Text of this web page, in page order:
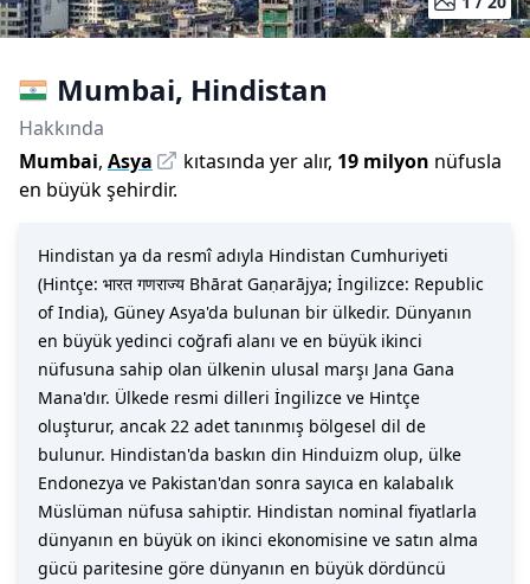
Mumbai, Hindistan
Hakkında
Mumbai, Asya kıtasında yer alır, 19 milyon nüfusla
en büyük şehirdir.
Hindistan ya da resmî adıyla Hindistan Cumhuriyeti
(Hintçe: भारत गणराज्य Bhārat Gaṇarājya; İngilizce: Republic
of India), Güney Asya'da bulunan bir ülkedir. Dünyanın
en büyük yedinci coğrafi alanı ve en büyük ikinci
nüfusuna sahip olan ülkenin ulusal marşı Jana Gana
Mana'dır. Ülkede resmi dilleri İngilizce ve Hintçe
oluşturur, ancak 22 adet tanınmış bölgesel dil de
bulunur. Hindistan'da baskın din Hinduizm olup, ülke
Endonezya ve Pakistan'dan sonra sayıca en kalabalık
Müslüman nüfusa sahiptir. Hindistan nominal fiyatlarla
dünyanın en büyük on ikinci ekonomisine ve satın alma
gücü paritesine göre dünyanın en büyük dördüncü